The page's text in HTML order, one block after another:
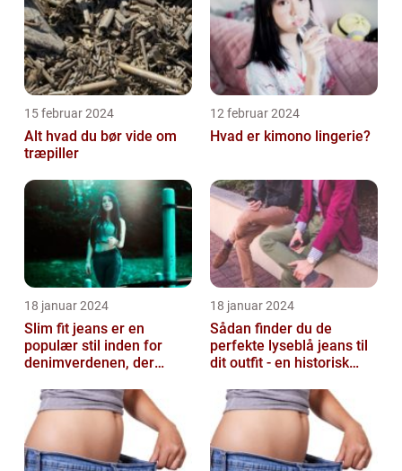
15 februar 2024
Alt hvad du bør vide om
træpiller
12 februar 2024
Hvad er kimono lingerie?
18 januar 2024
Slim fit jeans er en
populær stil inden for
denimverdenen, der
personer, der ønsk...
18 januar 2024
Sådan finder du de
perfekte lyseblå jeans til
dit outfit - en historisk
fash...